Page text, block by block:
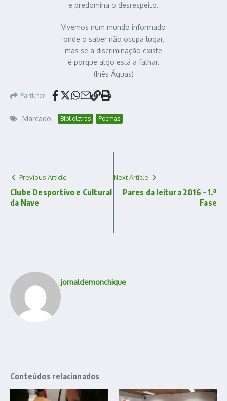
e predomina o desrespeito.
Vivemos num mundo informado
onde o saber não ocupa lugar,
mas se a discriminação existe
é porque algo está a falhar.
(Inês Águas)
Partilhar
Marcado: Biblioletras Poemas
Previous Article
Clube Desportivo e Cultural
da Nave
Next Article
Pares da leitura 2016 – 1.ª
Fase
jornaldemonchique
Conteúdos relacionados